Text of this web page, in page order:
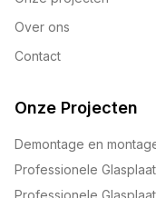
Over ons
Contact
Onze Projecten
Demontage en
Professionele
Professionele